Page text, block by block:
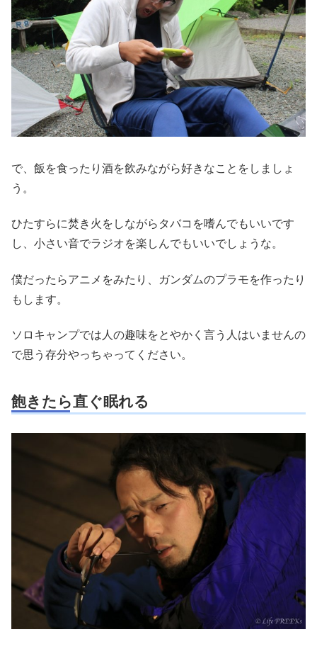
で、飯を食ったり酒を飲みながら好きなことをしましょ
う。
ひたすらに焚き火をしながらタバコを嗜んでもいいです
し、小さい音でラジオを楽しんでもいいでしょうな。
僕だったらアニメをみたり、ガンダムのプラモを作ったり
もします。
ソロキャンプでは人の趣味をとやかく言う人はいませんの
で思う存分やっちゃってください。
飽きたら直ぐ眠れる